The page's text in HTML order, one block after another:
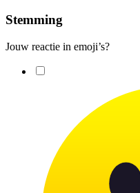
Stemming
Jouw reactie in emoji’s?